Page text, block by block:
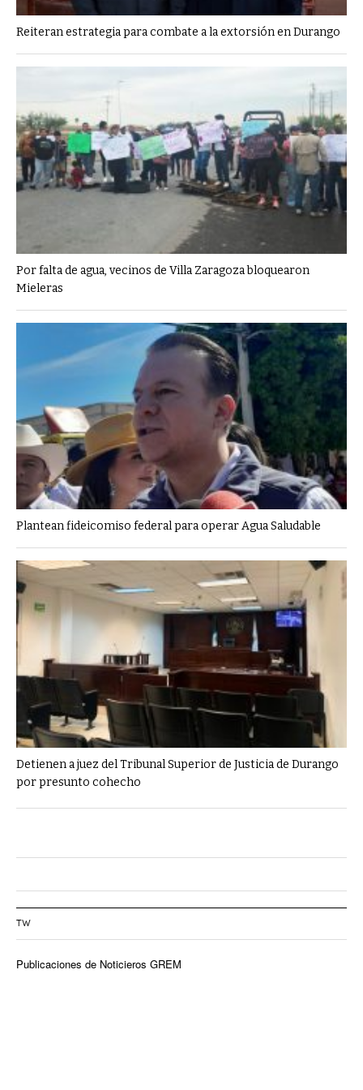
Reiteran estrategia para combate a la extorsión en Durango
Por falta de agua, vecinos de Villa Zaragoza bloquearon
Mieleras
Plantean fideicomiso federal para operar Agua Saludable
Detienen a juez del Tribunal Superior de Justicia de Durango
por presunto cohecho
TW
Publicaciones de Noticieros GREM